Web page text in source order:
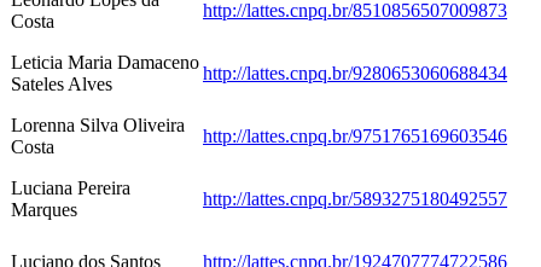
Costa
http://lattes.cnpq.br/8510856507009873
Leticia Maria Damaceno
Sateles Alves
http://lattes.cnpq.br/9280653060688434
Lorenna Silva Oliveira
Costa
http://lattes.cnpq.br/9751765169603546
Luciana Pereira
Marques
http://lattes.cnpq.br/5893275180492557
Luciano dos Santos http://lattes.cnpq.br/1924707774722586